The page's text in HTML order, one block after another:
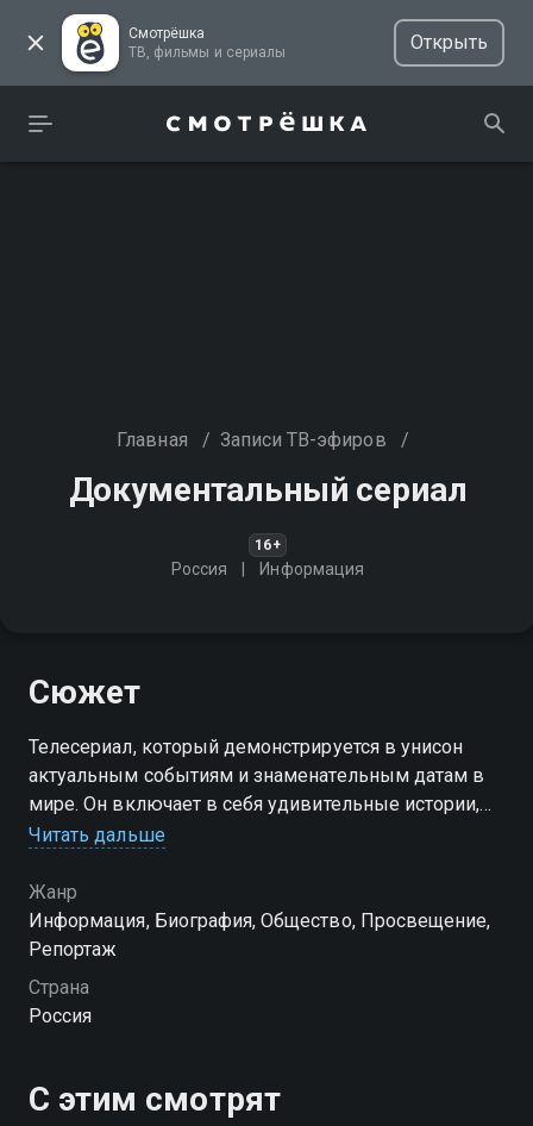
Смотрёшка
ТВ, фильмы и сериалы
Открыть
Главная / Записи ТВ-эфиров /
Документальный сериал
16+
Россия Информация
Сюжет
Телесериал, который демонстрируется в унисон
актуальным событиям и знаменательным датам в
мире. Он включает в себя удивительные истории,
уникальные явления и репортажи
Читать дальше
Жанр
Информация, Биография, Общество, Просвещение,
Репортаж
Страна
Россия
С этим смотрят